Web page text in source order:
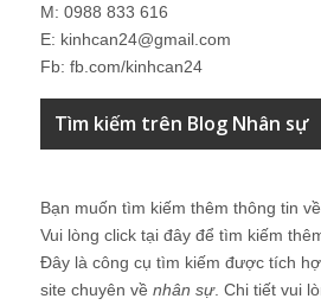
M: 0988 833 616
E: kinhcan24@gmail.com
Fb: fb.com/kinhcan24
Tìm kiếm trên Blog Nhân sự
Bạn muốn tìm kiếm thêm thông tin
Vui lòng click tại đây để tìm kiếm
Đây là công cụ tìm kiếm được tích
site chuyên về nhân sự. Chi tiết vui